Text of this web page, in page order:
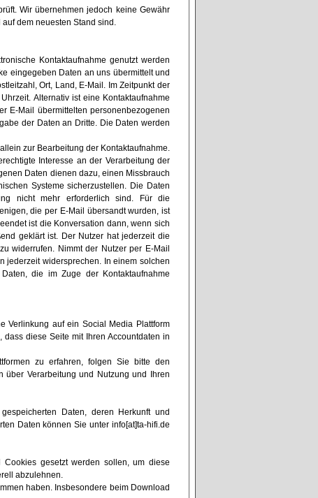
Wir übernehmen jedoch keine Gewähr
dem neuesten Stand sind.
Kontaktaufnahme genutzt werden
eingegeben Daten an uns übermittelt und
Ort, Land, E-Mail. Im Zeitpunkt der
Alternativ ist eine Kontaktaufnahme
E-Mail übermittelten personenbezogenen
der Daten an Dritte. Die Daten werden
zur Bearbeitung der Kontaktaufnahme.
Interesse an der Verarbeitung der
Daten dienen dazu, einen Missbrauch
Systeme sicherzustellen. Die Daten
nicht mehr erforderlich sind. Für die
die per E-Mail übersandt wurden, ist
ist die Konversation dann, wenn sich
geklärt ist. Der Nutzer hat jederzeit die
widerrufen. Nimmt der Nutzer per E-Mail
jederzeit widersprechen. In einem solchen
die im Zuge der Kontaktaufnahme
Verlinkung auf ein Social Media Plattform
diese Seite mit Ihren Accountdaten in
zu erfahren, folgen Sie bitte den
über Verarbeitung und Nutzung und Ihren
Daten, deren Herkunft und
Daten können Sie unter info[at]ta-hifi.de
gesetzt werden sollen, um diese
abzulehnen.
haben. Insbesondere beim Download